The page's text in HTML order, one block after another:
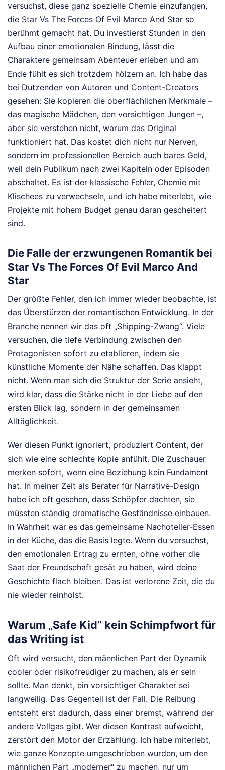
versuchst, diese ganz spezielle Chemie einzufangen,
die Star Vs The Forces Of Evil Marco And Star so
berühmt gemacht hat. Du investierst Stunden in den
Aufbau einer emotionalen Bindung, lässt die
Charaktere gemeinsam Abenteuer erleben und am
Ende fühlt es sich trotzdem hölzern an. Ich habe das
bei Dutzenden von Autoren und Content-Creators
gesehen: Sie kopieren die oberflächlichen Merkmale –
das magische Mädchen, den vorsichtigen Jungen –,
aber sie verstehen nicht, warum das Original
funktioniert hat. Das kostet dich nicht nur Nerven,
sondern im professionellen Bereich auch bares Geld,
weil dein Publikum nach zwei Kapiteln oder Episoden
abschaltet. Es ist der klassische Fehler, Chemie mit
Klischees zu verwechseln, und ich habe miterlebt, wie
Projekte mit hohem Budget genau daran gescheitert
sind.
Die Falle der erzwungenen Romantik bei
Star Vs The Forces Of Evil Marco And
Star
Der größte Fehler, den ich immer wieder beobachte, ist
das Überstürzen der romantischen Entwicklung. In der
Branche nennen wir das oft „Shipping-Zwang“. Viele
versuchen, die tiefe Verbindung zwischen den
Protagonisten sofort zu etablieren, indem sie
künstliche Momente der Nähe schaffen. Das klappt
nicht. Wenn man sich die Struktur der Serie ansieht,
wird klar, dass die Stärke nicht in der Liebe auf den
ersten Blick lag, sondern in der gemeinsamen
Alltäglichkeit.
Wer diesen Punkt ignoriert, produziert Content, der
sich wie eine schlechte Kopie anfühlt. Die Zuschauer
merken sofort, wenn eine Beziehung kein Fundament
hat. In meiner Zeit als Berater für Narrative-Design
habe ich oft gesehen, dass Schöpfer dachten, sie
müssten ständig dramatische Geständnisse einbauen.
In Wahrheit war es das gemeinsame Nachoteller-Essen
in der Küche, das die Basis legte. Wenn du versuchst,
den emotionalen Ertrag zu ernten, ohne vorher die
Saat der Freundschaft gesät zu haben, wird deine
Geschichte flach bleiben. Das ist verlorene Zeit, die du
nie wieder reinholst.
Warum „Safe Kid“ kein Schimpfwort für
das Writing ist
Oft wird versucht, den männlichen Part der Dynamik
cooler oder risikofreudiger zu machen, als er sein
sollte. Man denkt, ein vorsichtiger Charakter sei
langweilig. Das Gegenteil ist der Fall. Die Reibung
entsteht erst dadurch, dass einer bremst, während der
andere Vollgas gibt. Wer diesen Kontrast aufweicht,
zerstört den Motor der Erzählung. Ich habe miterlebt,
wie ganze Konzepte umgeschrieben wurden, um den
männlichen Part „moderner“ zu machen, nur um